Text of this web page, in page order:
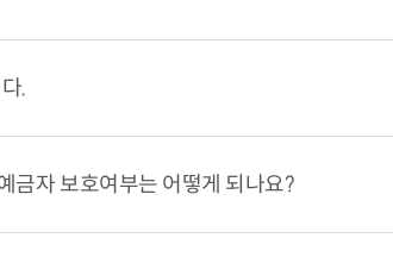
.
금자 보호여부는 어떻게 되나요?